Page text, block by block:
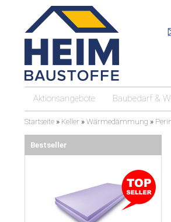
Aktionsangebote Baubedarf &
Startseite » Keller » Wärmedämmung »
Bestseller